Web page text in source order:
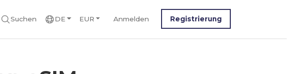
Suchen DE EUR Anmelden Registrierung